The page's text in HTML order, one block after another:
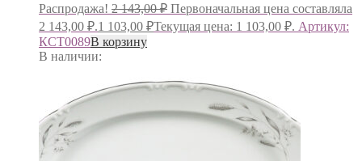
Распродажа! 2 143,00₽ Первоначальная цена составляла
2 143,00 ₽.1 103,00 ₽Текущая цена: 1 103,00 ₽. Артикул:
КСТ0089В корзину
В наличии: